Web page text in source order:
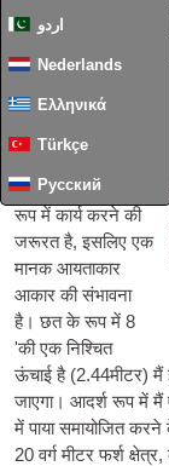
اردو
Nederlands
Ελληνικά
Türkçe
Русский
मैं एक नया घर थिएटर
शोध मुझे कुछ प्रारंभिक
कक्ष आकार के बारे में
होम थिएटर कक्ष & लाउंज
कमरे में एक लाउंज के
रूप में कार्य करने की
जरूरत है, इसलिए एक
मानक आयताकार
आकार की संभावना
है। छत के रूप में 8
'की एक निश्चित
ऊंचाई है (2.44मीटर)
जाएगा। आदर्श रूप में मैं
में पाया समायोजित
20 वर्ग मीटर फर्श